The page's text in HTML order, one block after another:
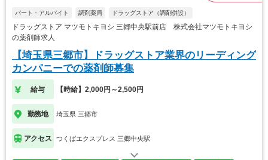
パート・アルバイト 調剤薬局 ドラッグストア（調剤併設）
ドラッグストア マツモトキヨシ 三郷中央駅前店 株式会社マツモトキヨシ
の薬剤師求人
【埼玉県三郷市】ドラッグストア業界のリーディング
カンパニーでの薬剤師募集
給与 【時給】2,000円～2,500円
勤務地 埼玉県 三郷市
アクセス つくばエクスプレス 三郷中央駅